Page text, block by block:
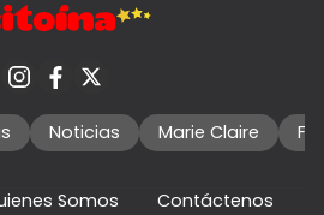
Noticias Marie Claire
Somos
Contáctenos